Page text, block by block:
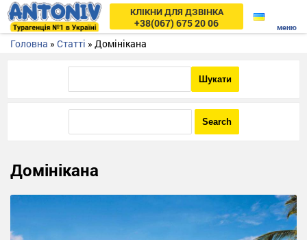
КЛІКНИ ДЛЯ ДЗВІНКА
+38(067) 675 20 06
Головна » Статті » Домінікана
Домінікана